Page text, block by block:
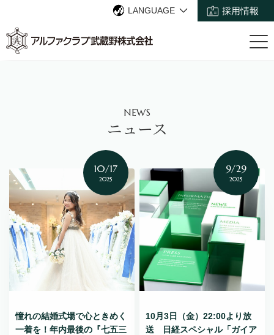
LANGUAGE 採用情報
NEWS
ニュース
10/17
2025
憧れの結婚式場で心ときめく
一着を！年内最後の『七五三
9/29
2025
10月3日（金）22:00より放
送 日経スペシャル「ガイア